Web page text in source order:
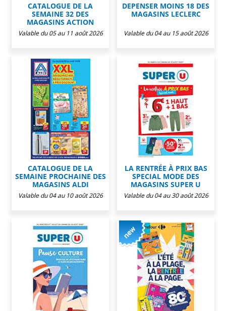
CATALOGUE DE LA
SEMAINE 32 DES
MAGASINS ACTION
Valable du 05 au 11 août 2026
DEPENSER MOINS 18 DES
MAGASINS LECLERC
Valable du 04 au 15 août 2026
CATALOGUE DE LA
SEMAINE PROCHAINE DES
MAGASINS ALDI
Valable du 04 au 10 août 2026
LA RENTRÉE À PRIX BAS
SPECIAL MODE DES
MAGASINS SUPER U
Valable du 04 au 30 août 2026